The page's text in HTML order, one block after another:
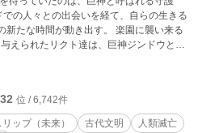
時間が動き出す。 楽園に襲い来る
えられたリクト達は、巨神ジンドウと共
べく、戦いに身を投じていく。 そして
か。 忘れ去られた"本当の歴
る。位 / 6,742件
ップ（未来） 古代文明
人類滅亡